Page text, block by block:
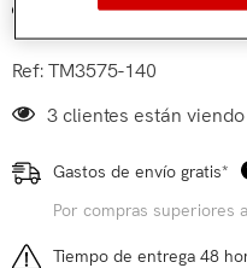
Añadir a mi lista de
Ref:TM3575-140
3 clientes están
Gastos de envío gratis*
Por compras superiores
Tiempo de entrega 48